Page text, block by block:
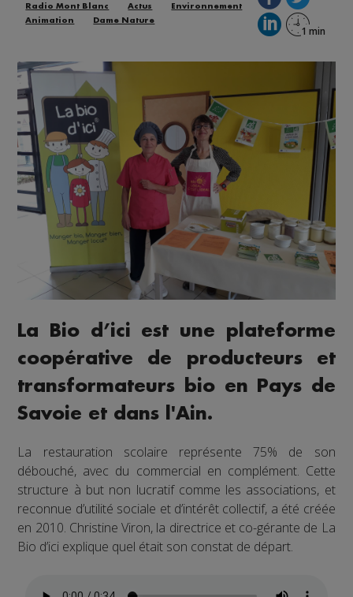
Radio Mont Blanc Actus
Environnement
Animation
Dame Nature
La Bio d’ici est une plateforme
coopérative de producteurs et
transformateurs bio en Pays de
Savoie et dans l'Ain.
La restauration scolaire représente 75% de son
débouché, avec du commercial en complément. Cette
structure à but non lucratif comme les associations, et
reconnue d’utilité sociale et d’intérêt collectif, a été créée
en 2010. Christine Viron, la directrice et co-gérante de La
Bio d’ici explique quel était son constat de départ.